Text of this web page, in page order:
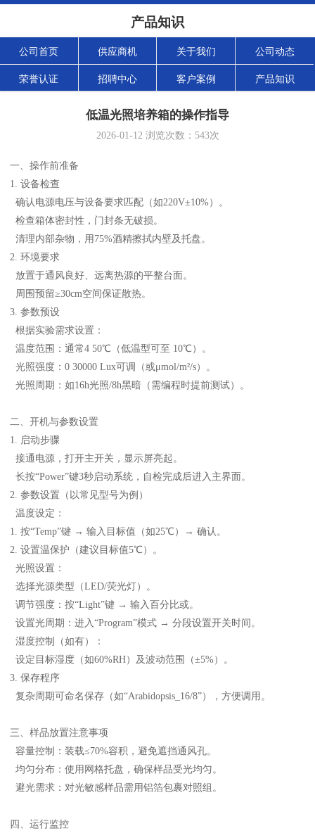
产品知识
公司首页 供应商机 关于我们 公司动态
荣誉认证 招聘中心 客户案例 产品知识
低温光照培养箱的操作指导
2026-01-12浏览次数： 543次
一、操作前准备
1. 设备检查
确认电源电压与设备要求匹配（如220V±10%）。
检查箱体密封性，门封条无破损。
清理内部杂物，用75%酒精擦拭内壁及托盘。
2. 环境要求
放置于通风良好、远离热源的平整台面。
周围预留≥30cm空间保证散热。
3. 参数预设
根据实验需求设置：
温度范围：通常4 50℃（低温型可至 10℃）。
光照强度：0 30000 Lux可调（或μmol/m²/s）。
光照周期：如16h光照/8h黑暗（需编程时提前测试）。
二、开机与参数设置
1. 启动步骤
接通电源，打开主开关，显示屏亮起。
长按“Power”键3秒启动系统，自检完成后进入主界面。
2. 参数设置（以常见型号为例）
温度设定：
1. 按“Temp”键 → 输入目标值（如25℃）→ 确认。
2. 设置温保护（建议目标值5℃）。
光照设置：
选择光源类型（LED/荧光灯）。
调节强度：按“Light”键 → 输入百分比或。
设置光周期：进入“Program”模式 → 分段设置开关时间。
湿度控制（如有）：
设定目标湿度（如60%RH）及波动范围（±5%）。
3. 保存程序
复杂周期可命名保存（如“Arabidopsis_16/8”），方便调用。
三、样品放置注意事项
容量控制：装载≤70%容积，避免遮挡通风孔。
均匀分布：使用网格托盘，确保样品受光均匀。
避光需求：对光敏感样品需用铝箔包裹对照组。
四、运行监控